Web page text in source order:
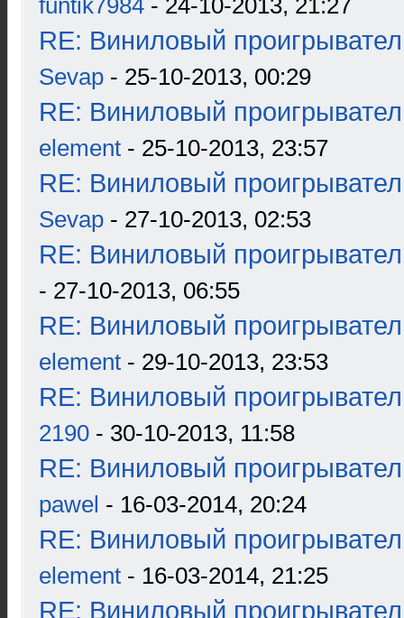
funtik7984 - 24-10-2013, 21:27
RE: Виниловый
Sevap - 25-10-2013, 00:29
RE: Виниловый
element - 25-10-2013, 23:57
RE: Виниловый
Sevap - 27-10-2013, 02:53
RE: Виниловый
- 27-10-2013, 06:55
RE: Виниловый
element - 29-10-2013, 23:53
RE: Виниловый
2190 - 30-10-2013, 11:58
RE: Виниловый
pawel - 16-03-2014, 20:24
RE: Виниловый
element - 16-03-2014, 21:25
RE: Виниловый